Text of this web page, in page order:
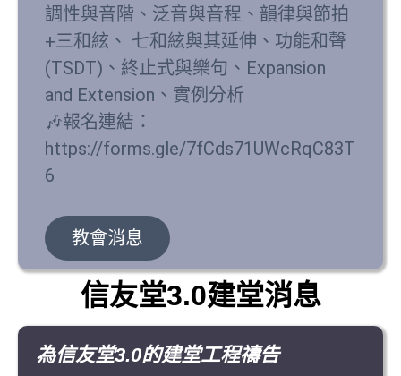
調性與音階、泛音與音程、韻律與節拍
+三和絃、 七和絃與其延伸、功能和聲
(TSDT)、終止式與樂句、Expansion
and Extension、實例分析
🎶報名連結：
https://forms.gle/7fCds71UWcRqC83T
6
教會消息
信友堂3.0建堂消息
為信友堂3.0的建堂工程禱告